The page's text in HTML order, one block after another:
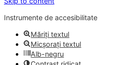
Instrumente de accesibilitate
Măriți textul
Micșorați textul
Alb-negru